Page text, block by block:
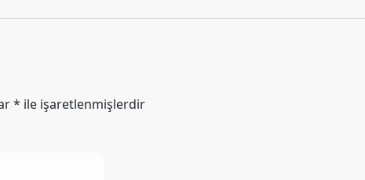
* ile işaretlenmişlerdir